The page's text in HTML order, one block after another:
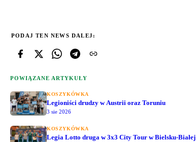
PODAJ TEN NEWS DALEJ:
POWIĄZANE ARTYKUŁY
KOSZYKÓWKA
Legioniści drudzy w Austrii oraz Toruniu
3 sie 2026
KOSZYKÓWKA
Legia Lotto druga w 3x3 City Tour w Bielsku-Białej